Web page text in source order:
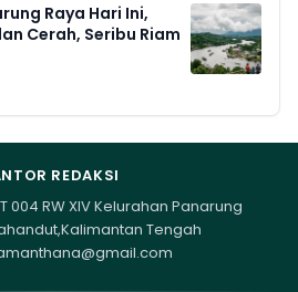
Raya Hari Ini,
Cerah, Seribu Riam
REDAKSI
004 RW XIV Kelurahan Panarung
Tengah